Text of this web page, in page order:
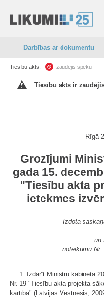
Darbības ar dokumentu
Tiesību akts: zaudējis spēku
Tiesību akts ir
Rīgā
Grozījumi
gada 15.
"Tiesību akta
ietekmes
Izdota
un
noteikumu
1. Izdarīt Ministru kabineta
Nr. 19 "Tiesību akta projekta
kārtība" (Latvijas Vēstnesis,